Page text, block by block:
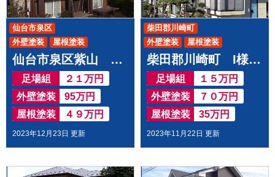
仙台市泉区紫山 A様邸で 屋根外壁塗装工事させて頂きました
足場組
２１万円
外壁塗装
95万円
屋根塗装
４９万円
2023年12月23日 更新
外壁塗装 屋根塗装
仙台市泉区
柴田郡川崎町 I様邸で 屋根外壁塗装工事させて頂きました
足場組
１５万円
外壁塗装
７０万円
屋根塗装
35万円
2023年11月22日 更新
外壁塗装 屋根塗装
柴田郡川崎町